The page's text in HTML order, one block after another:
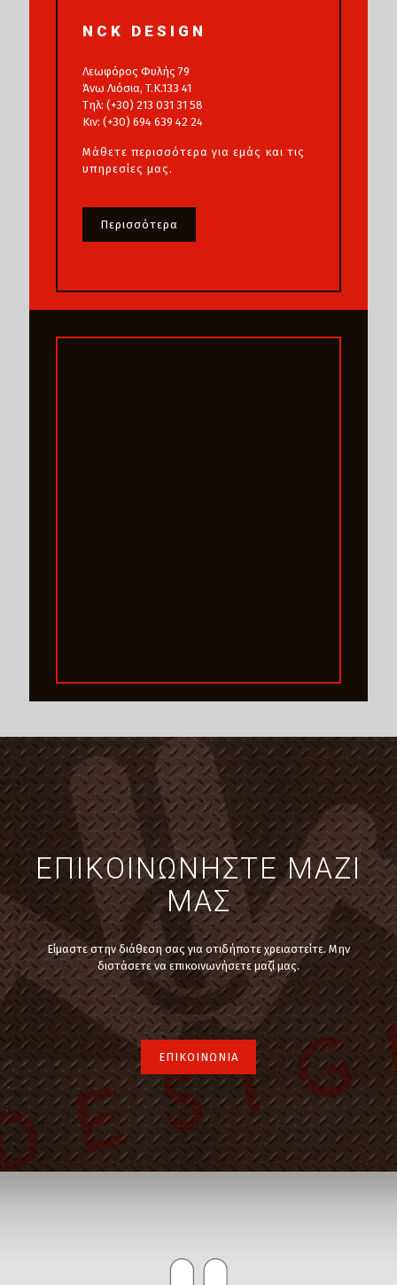
NCK DESIGN
Λεωφόρος Φυλής 79
Άνω Λιόσια, T.K.133 41
Τηλ: (+30) 213 031 31 58
Κιν: (+30) 694 639 42 24
Μάθετε περισσότερα για εμάς και τις
υπηρεσίες μας.
Περισσότερα
ΕΠΙΚΟΙΝΩΝΗΣΤΕ ΜΑΖΙ
ΜΑΣ
Είμαστε στην διάθεση σας για οτιδήποτε χρειαστείτε. Μην
διστάσετε να επικοινωνήσετε μαζί μας.
ΕΠΙΚΟΙΝΩΝΙΑ